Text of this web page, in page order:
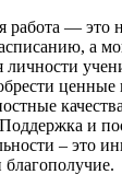
работа — это
а
личности
ценные
и
– это